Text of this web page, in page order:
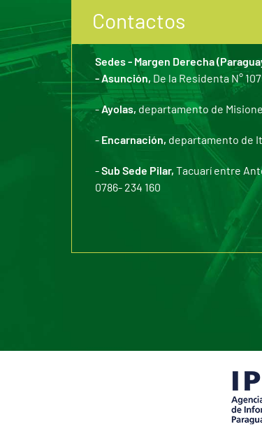
Contactos
Sedes - Margen Derecha
- Asunción, De la Residenta N°
-Ayolas, departamento de
- Encarnación, departamento de
-Sub Sede Pilar, Tacuarí entre
0786- 234 160